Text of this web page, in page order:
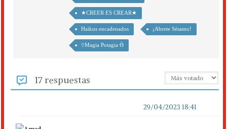
★CREER ES CREAR★
Haikus encadenados ¡Abrete Sésamo!
⍢Magia Potagia Ӫ
17 respuestas
29/04/2023 18:41